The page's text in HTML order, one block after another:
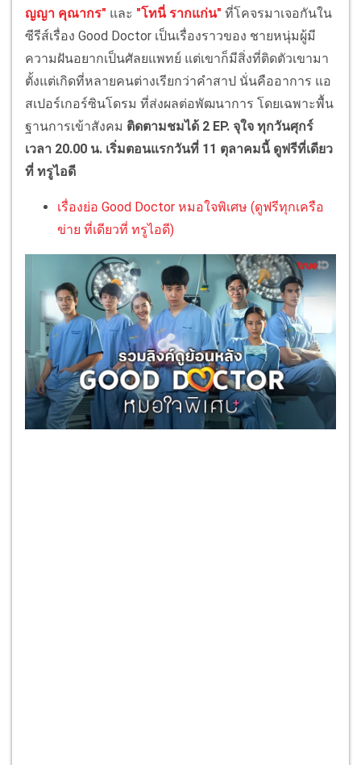
ญญา คุณากร" และ "โทนี่ รากแก่น" ที่โคจรมาเจอกันใน
ซีรีส์เรื่อง Good Doctor เป็นเรื่องราวของ ชายหนุ่มผู้มี
ความฝันอยากเป็นศัลยแพทย์ แต่เขาก็มีสิ่งที่ติดตัวเขามา
ตั้งแต่เกิดที่หลายคนต่างเรียกว่าคำสาป นั่นคืออาการ แอ
สเปอร์เกอร์ซินโดรม ที่ส่งผลต่อพัฒนาการ โดยเฉพาะพื้น
ฐานการเข้าสังคม ติดตามชมได้ 2 EP. จุใจ ทุกวันศุกร์
เวลา 20.00 น. เริ่มตอนแรกวันที่ 11 ตุลาคมนี้ ดูฟรีที่เดียว
ที่ ทรูไอดี
เรื่องย่อ Good Doctor หมอใจพิเศษ (ดูฟรีทุกเครือ
ข่าย ที่เดียวที่ ทรูไอดี)